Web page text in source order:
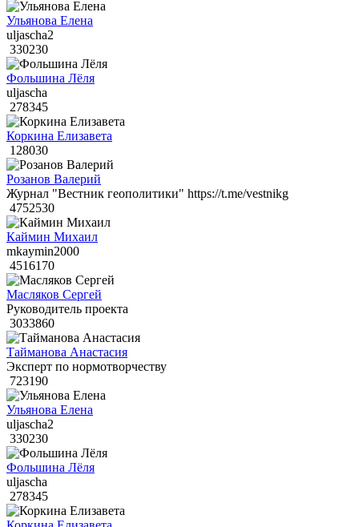
Ульянова Елена
uljascha2
330230
Фольшина Лёля
uljascha
278345
Коркина Елизавета
128030
Розанов Валерий
Журнал "Вестник геополитики" https://t.me/vestnikg
4752530
Каймин Михаил
mkaymin2000
4516170
Масляков Сергей
Руководитель проекта
3033860
Тайманова Анастасия
Эксперт по нормотворчеству
723190
Ульянова Елена
uljascha2
330230
Фольшина Лёля
uljascha
278345